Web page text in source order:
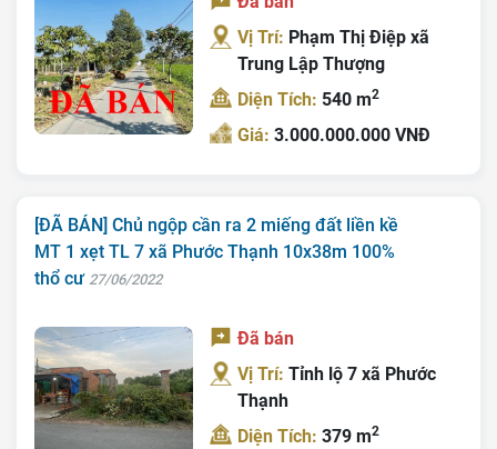
Vị Trí: Phạm Thị Điệp xã
Trung Lập Thượng
Diện Tích: 540 m2
Giá:3.000.000.000 VNĐ
[ĐÃ BÁN] Chủ ngộp cần ra 2 miếng đất liền kề
MT 1 xẹt TL 7 xã Phước Thạnh 10x38m 100%
thổ cư 27/06/2022
Đã bán
Vị Trí:Tỉnh lộ 7 xã Phước
Thạnh
Diện Tích:379 m2